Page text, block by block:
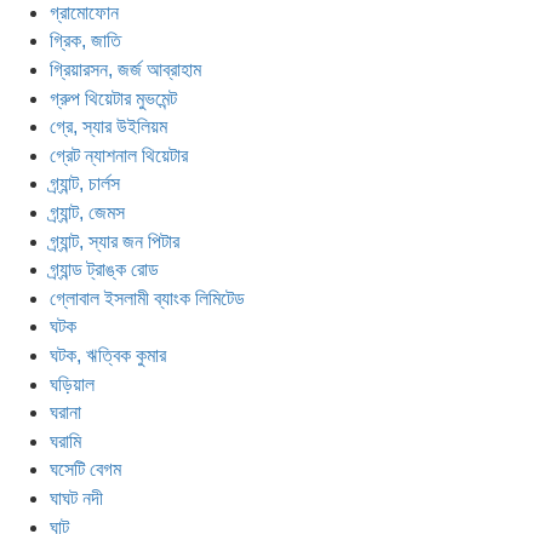
গ্রামোফোন
গ্রিক, জাতি
গ্রিয়ারসন, জর্জ আব্রাহাম
গ্রুপ থিয়েটার মুভমেন্ট
গ্রে, স্যার উইলিয়ম
গ্রেট ন্যাশনাল থিয়েটার
গ্র্যান্ট, চার্লস
গ্র্যান্ট, জেমস
গ্র্যান্ট, স্যার জন পিটার
গ্র্যান্ড ট্রাঙ্ক রোড
গ্লোবাল ইসলামী ব্যাংক লিমিটেড
ঘটক
ঘটক, ঋত্বিক কুমার
ঘড়িয়াল
ঘরানা
ঘরামি
ঘসেটি বেগম
ঘাঘট নদী
ঘাট